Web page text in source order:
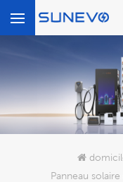
Panneau solaire